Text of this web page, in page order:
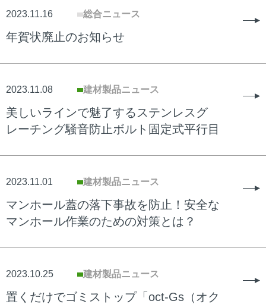
2023.11.16 総合ニュース
年賀状廃止のお知らせ
2023.11.08 建材製品ニュース
美しいラインで魅了するステンレスグ
レーチング騒音防止ボルト固定式平行目
2023.11.01 建材製品ニュース
マンホール蓋の落下事故を防止！安全な
マンホール作業のための対策とは？
2023.10.25 建材製品ニュース
置くだけでゴミストップ「oct-Gs（オク